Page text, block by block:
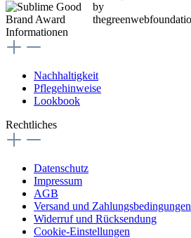
Informationen
Nachhaltigkeit
Pflegehinweise
Lookbook
Rechtliches
Datenschutz
Impressum
AGB
Versand und Zahlungsbedingungen
Widerruf und Rücksendung
Cookie-Einstellungen